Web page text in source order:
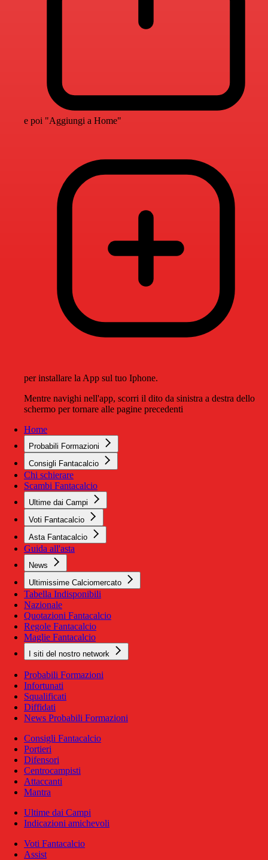
e poi "Aggiungi a Home"
per installare la App sul tuo Iphone.
Mentre navighi nell'app, scorri il dito da sinistra a destra dello
schermo per tornare alle pagine precedenti
Home
Probabili Formazioni
Consigli Fantacalcio
Chi schierare
Scambi Fantacalcio
Ultime dai Campi
Voti Fantacalcio
Asta Fantacalcio
Guida all'asta
News
Ultimissime Calciomercato
Tabella Indisponibili
Nazionale
Quotazioni Fantacalcio
Regole Fantacalcio
Maglie Fantacalcio
I siti del nostro network
Probabili Formazioni
Infortunati
Squalificati
Diffidati
News Probabili Formazioni
Consigli Fantacalcio
Portieri
Difensori
Centrocampisti
Attaccanti
Mantra
Ultime dai Campi
Indicazioni amichevoli
Voti Fantacalcio
Assist